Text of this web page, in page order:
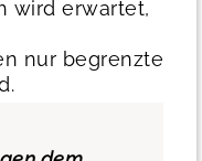
wird erwartet,
nur begrenzte